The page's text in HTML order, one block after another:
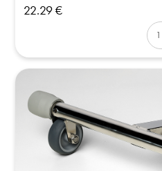
22.29 €